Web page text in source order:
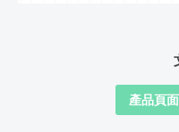
產品頁面